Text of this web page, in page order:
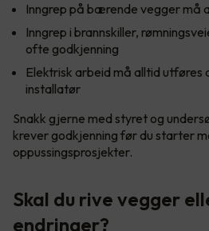
Inngrep på bærende vegger må
Inngrep i brannskiller,
ofte godkjenning
Elektrisk arbeid må alltid utføres
installatør
Snakk gjerne med styret og
krever godkjenning før du starter
oppussingsprosjekter.
Skal du rive vegger
endringer?